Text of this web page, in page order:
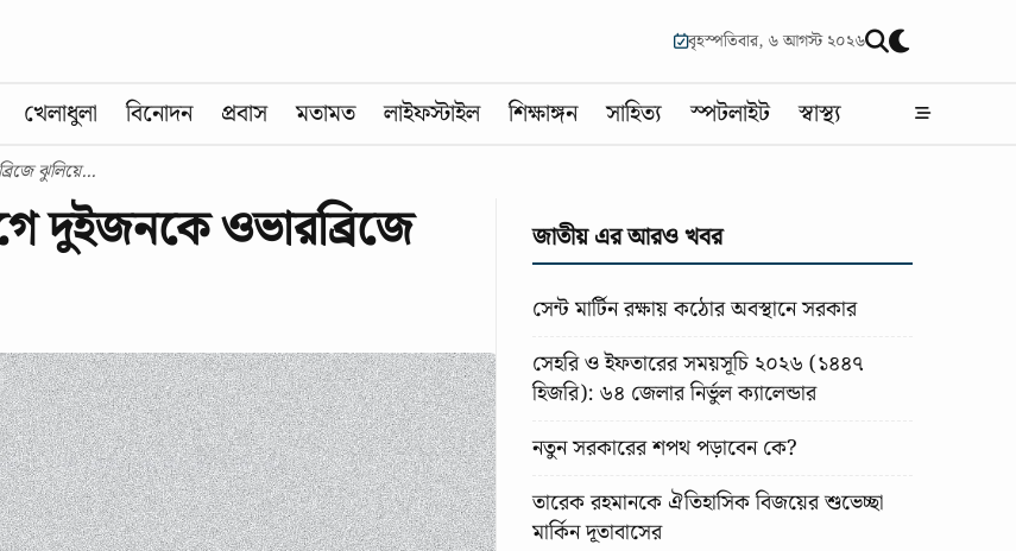
বৃহস্পতিবার, ৬ আগস্ট ২০২৬
খেলাধুলা বিনোদন প্রবাস মতামত লাইফস্টাইল শিক্ষাঙ্গন সাহিত্য স্পটলাইট স্বাস্থ্য
ঝুলিয়ে...
দুইজনকে ওভারব্রিজে
জাতীয় এর আরও খবর
সেন্ট মার্টিন রক্ষায় কঠোর অবস্থানে সরকার
সেহরি ও ইফতারের সময়সূচি ২০২৬ (১৪৪৭
হিজরি): ৬৪ জেলার নির্ভুল ক্যালেন্ডার
নতুন সরকারের শপথ পড়াবেন কে?
তারেক রহমানকে ঐতিহাসিক বিজয়ের শুভেচ্ছা
মার্কিন দূতাবাসের